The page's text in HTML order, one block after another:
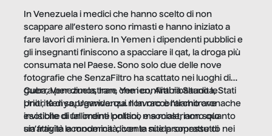
In Venezuela i medici che hanno scelto di non
scappare all’estero sono rimasti e hanno iniziato a
fare lavori di miniera. In Yemen i dipendenti pubblici e
gli insegnanti finiscono a spacciare il qat, la droga più
consumata nel Paese. Sono solo due delle nove
fotografie che SenzaFiltro ha scattato nei luoghi di
guerra per dimostrare che i conflitti ribaltano le
priorità di sopravvivenza. Il lavoro è l’architrave
invisibile di un ordine politico e sociale, non solo
un’attività economica: diventa nitida soprattutto nei
Cuba, Venezuela, Iran, Yemen, Arabia Saudita, Stati
Uniti, Kenya, Uganda: qui non raccontiamo cronache
esotiche di fallimenti lontani, ma mostriamo quanto
sia fragile la modernità, con le sue promesse di